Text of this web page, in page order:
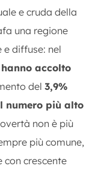
e cruda della
una regione
diffuse: nel
accolto
del 3,9%
numero più alto
non è più
più comune,
con crescente